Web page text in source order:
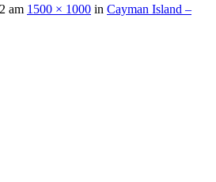
am 1500 × 1000 in Cayman Island –